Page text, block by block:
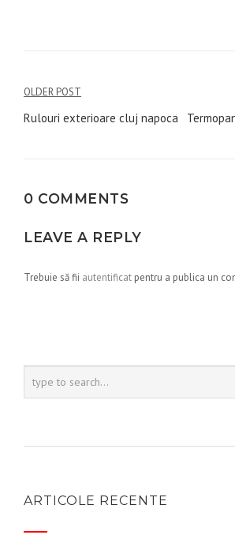
Navigare
în
OLDER POST
Rulouri exterioare cluj napoca
0 COMMENTS
LEAVE A REPLY
Trebuie să fii autentificat pentru a publica un
ARTICOLE RECENTE